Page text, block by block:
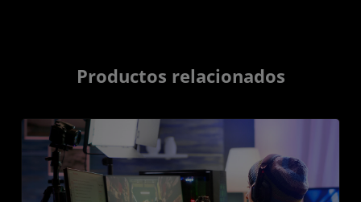
Productos relacionados